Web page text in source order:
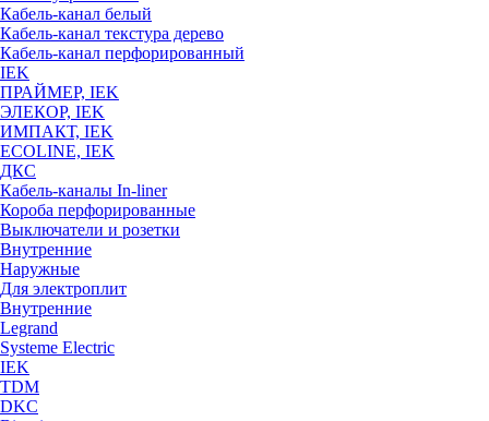
Кабель-канал белый
Кабель-канал текстура дерево
Кабель-канал перфорированный
IEK
ПРАЙМЕР, IEK
ЭЛЕКОР, IEK
ИМПАКТ, IEK
ECOLINE, IEK
ДКС
Кабель-каналы In-liner
Короба перфорированные
Выключатели и розетки
Внутренние
Наружные
Для электроплит
Внутренние
Legrand
Systeme Electric
IEK
TDM
DKC